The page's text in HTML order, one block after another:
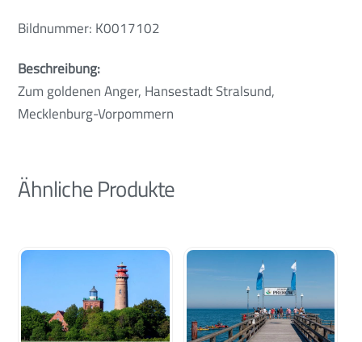
Bildnummer: K0017102
Beschreibung:
Zum goldenen Anger, Hansestadt Stralsund,
Mecklenburg-Vorpommern
Ähnliche Produkte